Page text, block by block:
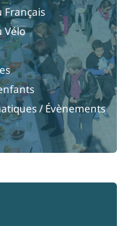
Français
Vélo
/ Évènements